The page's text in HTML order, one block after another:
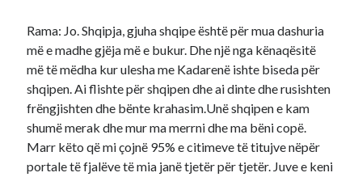
Rama: Jo. Shqipja, gjuha shqipe është për mua dashuria
më e madhe gjëja më e bukur. Dhe një nga kënaqësitë
më të mëdha kur ulesha me Kadarenë ishte biseda për
shqipen. Ai flishte për shqipen dhe ai dinte dhe rusishten
frëngjishten dhe bënte krahasim.Unë shqipen e kam
shumë merak dhe mur ma merrni dhe ma bëni copë.
Marr këto që mi çojnë 95% e citimeve të titujve nëpër
portale të fjalëve të mia janë tjetër për tjetër. Juve e keni